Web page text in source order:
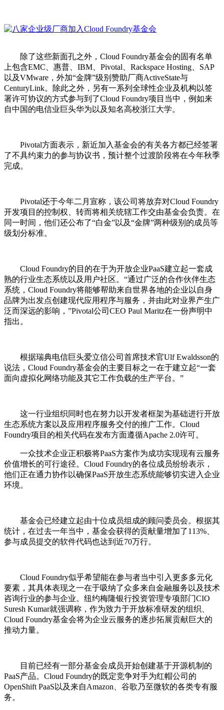
除了这些新面孔之外，Cloud Foundry基金会的固有名单
上包含EMC、惠普、IBM、Pivotal、Rackspace Hosting、SAP
以及VMware，外加“金牌”级别赞助厂商ActiveState与
CenturyLink。除此之外，另有一系列全球性企业及机构以签
署许可协议的方式参与到了Cloud Foundry项目当中，例如来
自中国的电信业巨头华为以及知名高校浙江大学。
Pivotal方面表示，新近加入基金会的有关各方都已经签署
了不具约束力的参与协议书，预计整个过渡阶段将在今年秋季
完成。
Pivotal还于今年二月宣称，该公司将放弃对Cloud Foundry
开发项目的控制权、转而将相关统辖工作交由基金会负责。在
同一时间，他们还公布了“白金”以及“金牌”两种级别的成员等
级划分标准。
Cloud Foundry的目的在于为开放企业PaaS建立起一套成
熟的行业生态系统以及用户社区。“通过广泛的合作伙伴生态
系统，Cloud Foundry将能够帮助来自世界各地的企业以自身
品牌为出发点创建现代应用程序与服务，并由此对业界产生广
泛而深远的影响，”Pivotal公司CEO Paul Maritz在一份声明中
指出。
根据瑞典电信巨头爱立信公司首席技术官Ulf Ewaldsson的
说法，Cloud Foundry基金会的主要目标之一在于建立起“一套
面向虚拟化网络功能及其它工作负载的生产平台。”
这一行业组织同时也在努力以开发者框架为基础进行开放
生态系统方案以及应用程序服务交付的推广工作。Cloud
Foundry项目的相关代码在发布方面遵循Apache 2.0许可。
一众技术企业正积极将PaaS方案作为成功实现现有云服务
价值增长的可行途径。Cloud Foundry的各位成员纷纷表示，
他们正在通力协作以确保PaaS开放生态系统能够切实进入企业
环境。
基金会已经建立起由十位成员组成的顾问委员会。根据其
统计，在过去一年当中，基金会获得的贡献量增加了113%、
参与成员提交的软件代码也达到近70万行。
Cloud Foundry似乎希望能在参与者当中引入更多多元化
要素，其具体表现之一在于吸纳了众多来自金融服务以及技术
咨询行业的参与企业。纽约梅隆银行投资管理专项部门CIO
Suresh Kumar就强调称，作为致力于开放标准研发的组织、
Cloud Foundry基金会将为企业云服务的逐步拓展贡献巨大的
推动力量。
目前已经有一部分基金会成员开始创建基于开源机制的
PaaS产品。Cloud Foundry的既定竞争对手为红帽公司的
OpenShift PaaS以及来自Amazon、谷歌乃至微软的各类专有服
务。